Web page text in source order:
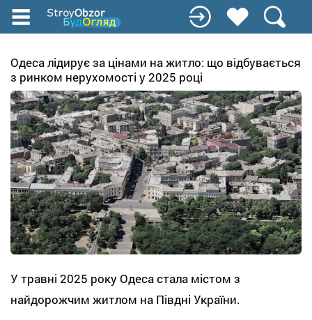
Перейти
до
вмісту
Одеса лідирує за цінами на житло: що відбувається
з ринком нерухомості у 2025 році
У травні 2025 року Одеса стала містом з
найдорожчим житлом на Півдні України.